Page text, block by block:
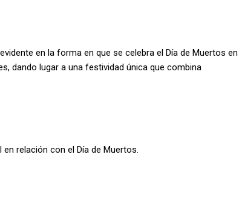
en la forma en que se celebra el Día de Muertos en
dando lugar a una festividad única que combina
relación con el Día de Muertos.